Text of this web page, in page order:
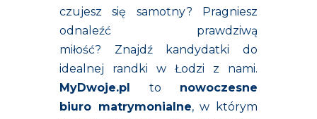
czujesz się samotny? Pragniesz
odnaleźć prawdziwą
miłość? Znajdź kandydatki do
idealnej randki w Łodzi z nami.
MyDwoje.pl to nowoczesne
biuro matrymonialne, w którym